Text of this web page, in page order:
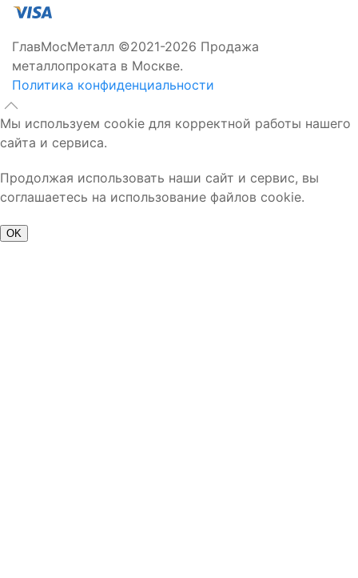
ГлавМосМеталл ©2021-2026 Продажа
металлопроката в Москве.
Политика конфиденциальности
Мы используем cookie для корректной работы нашего
сайта и сервиса.
Продолжая использовать наши сайт и сервис, вы
соглашаетесь на использование файлов cookie.
OK